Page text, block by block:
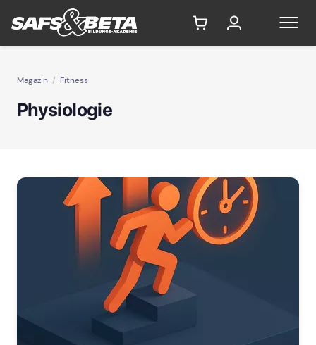
Magazin Fitness
Physiologie